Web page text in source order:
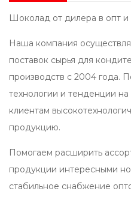
Шоколад от дилера в опт и
Наша компания
поставок сырья для
производств с 2004 года.
технологии и тенденции
клиентам
продукцию.
Помогаем расширить
продукции интересными
стабильное снабжение